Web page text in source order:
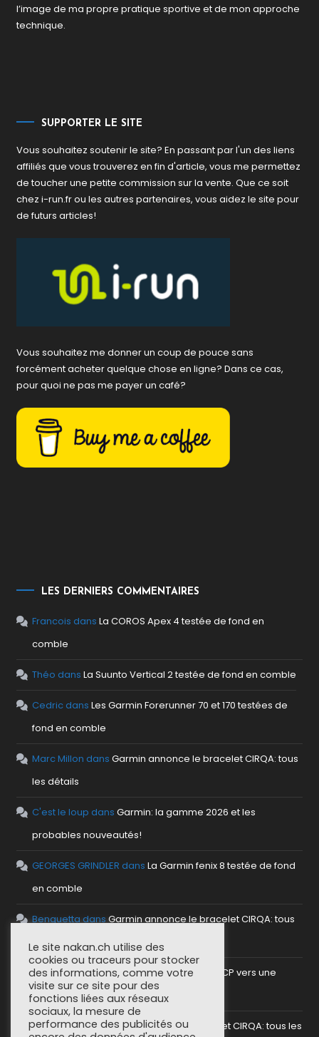
l’image de ma propre pratique sportive et de mon approche
technique.
SUPPORTER LE SITE
Vous souhaitez soutenir le site? En passant par l'un des liens
affiliés que vous trouverez en fin d'article, vous me permettez
de toucher une petite commission sur la vente. Que ce soit
chez i-run.fr ou les autres partenaires, vous aidez le site pour
de futurs articles!
Vous souhaitez me donner un coup de pouce sans
forcément acheter quelque chose en ligne? Dans ce cas,
pour quoi ne pas me payer un café?
LES DERNIERS COMMENTAIRES
Francois dansLa COROS Apex 4 testée de fond en
comble
Théo dansLa Suunto Vertical 2 testée de fond en comble
CedricdansLes Garmin Forerunner 70 et 170 testées de
fond en comble
Marc Millon dansGarmin annonce le bracelet CIRQA: tous
les détails
C'est le loup dansGarmin: la gamme 2026 et les
probables nouveautés!
GEORGES GRINDLER dansLa Garmin fenix 8 testée de fond
en comble
Benguetta dansGarmin annonce le bracelet CIRQA: tous
les détails
anthodansMettre en place un serveur MCP vers une
plateforme sportive
SoCorsudans Garmin annonce le bracelet CIRQA: tous les
Le site nakan.ch utilise des
cookies ou traceurs pour stocker
des informations, comme votre
visite sur ce site pour des
fonctions liées aux réseaux
sociaux, la mesure de
performance des publicités ou